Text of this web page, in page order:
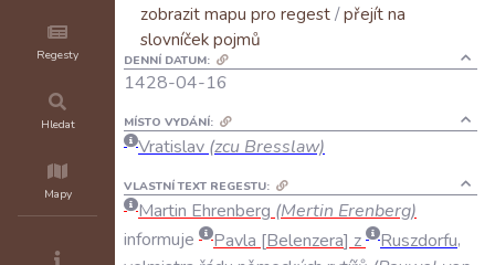
Regesty
Hledat
Mapy
zobrazit mapu pro regest/přejít na
slovníček pojmů
DENNÍ DATUM:
1428-04-16
MÍSTO VYDÁNÍ:
Vratislav (zcu Bresslaw)
VLASTNÍ TEXT REGESTU:
Martin Ehrenberg (Mertin Erenberg)
informuje
Pavla Belenzera z Ruszdorfu,